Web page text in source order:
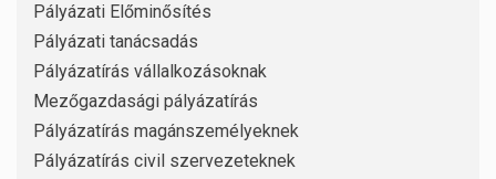
Pályázati Előminősítés
Pályázati tanácsadás
Pályázatírás vállalkozásoknak
Mezőgazdasági pályázatírás
Pályázatírás magánszemélyeknek
Pályázatírás civil szervezeteknek